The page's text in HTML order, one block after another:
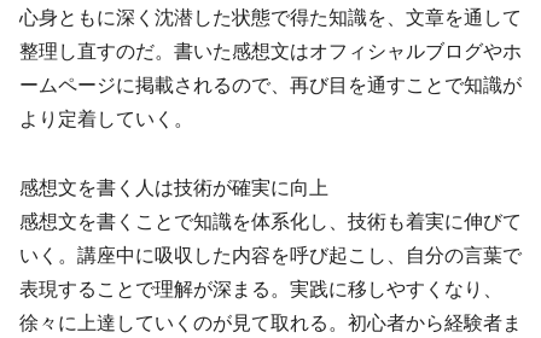
心身ともに深く沈潜した状態で得た知識を、文章を通して
整理し直すのだ。書いた感想文はオフィシャルブログやホ
ームページに掲載されるので、再び目を通すことで知識が
より定着していく。
感想文を書く人は技術が確実に向上
感想文を書くことで知識を体系化し、技術も着実に伸びて
いく。講座中に吸収した内容を呼び起こし、自分の言葉で
表現することで理解が深まる。実践に移しやすくなり、
徐々に上達していくのが見て取れる。初心者から経験者ま